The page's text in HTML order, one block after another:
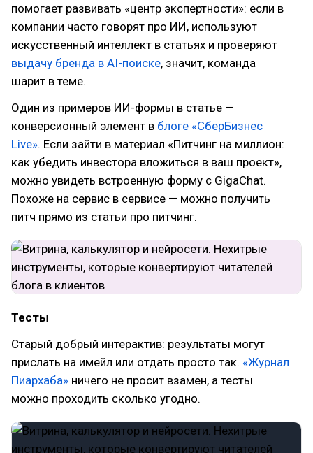
помогает развивать «центр экспертности»: если в
компании часто говорят про ИИ, используют
искусственный интеллект в статьях и проверяют
выдачу бренда в AI-поиске, значит, команда
шарит в теме.
Один из примеров ИИ-формы в статье —
конверсионный элемент в блоге «СберБизнес
Live». Если зайти в материал «Питчинг на миллион:
как убедить инвестора вложиться в ваш проект»,
можно увидеть встроенную форму с GigaChat.
Похоже на сервис в сервисе — можно получить
питч прямо из статьи про питчинг.
Тесты
Старый добрый интерактив: результаты могут
прислать на имейл или отдать просто так. «Журнал
Пиархаба» ничего не просит взамен, а тесты
можно проходить сколько угодно.